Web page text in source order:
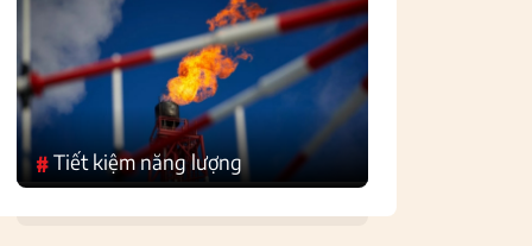
#Tiết kiệm năng lượng